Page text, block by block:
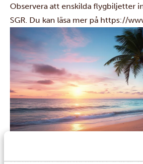
Observera att enskilda flygbiljetter
SGR. Du kan läsa mer på https://
Förutom att vara medlem i SGR är